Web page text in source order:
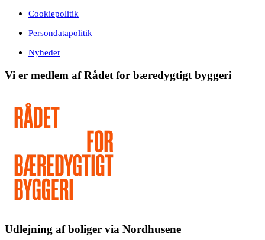
Cookiepolitik
Persondatapolitik
Nyheder
Vi er medlem af Rådet for bæredygtigt byggeri
Udlejning af boliger via Nordhusene